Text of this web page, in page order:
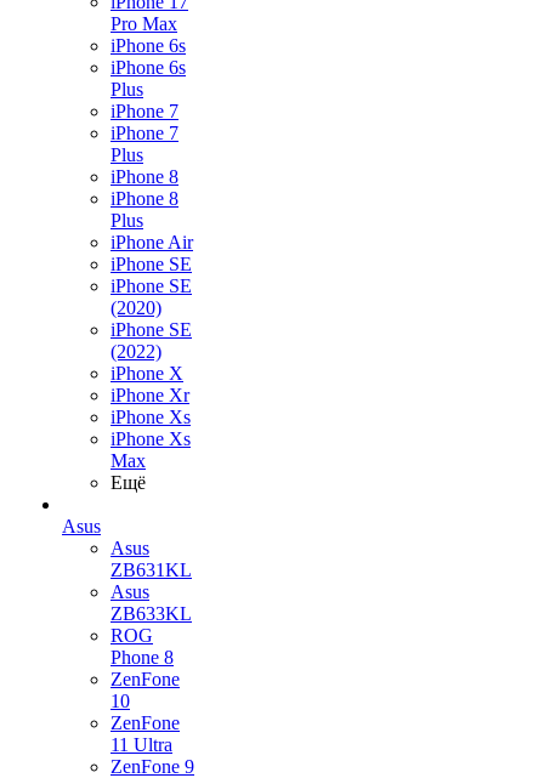
Pro Max
iPhone 6s
iPhone 6s
Plus
iPhone 7
iPhone 7
Plus
iPhone 8
iPhone 8
Plus
iPhone Air
iPhone SE
iPhone SE
(2020)
iPhone SE
(2022)
iPhone X
iPhone Xr
iPhone Xs
iPhone Xs
Max
Ещё
Asus
Asus
ZB631KL
Asus
ZB633KL
ROG
Phone 8
ZenFone
10
ZenFone
11 Ultra
ZenFone 9